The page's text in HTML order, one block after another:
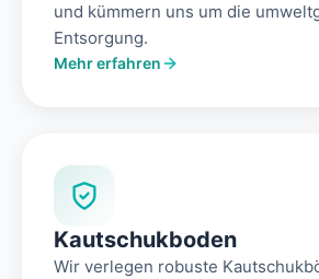
und kümmern uns um die
Entsorgung.
Mehr erfahren
Kautschukboden
Wir verlegen robuste